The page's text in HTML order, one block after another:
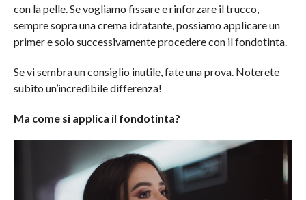
con la pelle. Se vogliamo fissare e rinforzare il trucco,
sempre sopra una crema idratante, possiamo applicare un
primer e solo successivamente procedere con il fondotinta.
Se vi sembra un consiglio inutile, fate una prova. Noterete
subito un’incredibile differenza!
Ma come si applica il fondotinta?